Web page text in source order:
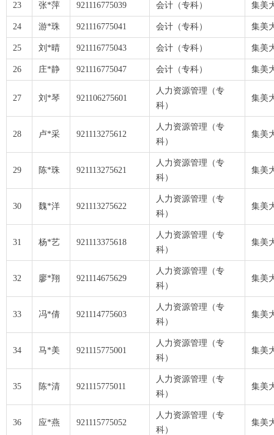
23 张*萍 921116775039 会计（专科） 集美
24 游*珠 921116775041 会计（专科） 集美
25 刘*晴 921116775043 会计（专科） 集美
26 庄*静 921116775047 会计（专科） 集美
27 刘*琴 921106275601
人力资源管理（专
科）
集美
28 卢*采 921113275612
人力资源管理（专
科）
集美
29 陈*珠 921113275621
人力资源管理（专
科）
集美
30 魏*洋 921113275622
人力资源管理（专
科）
集美
31 杨*艺 921113375618
人力资源管理（专
科）
集美
32 廖*翔 921114675629
人力资源管理（专
科）
集美
33 冯*倩 921114775603
人力资源管理（专
科）
集美
34 马*美 921115775001
人力资源管理（专
科）
集美
35 陈*清 921115775011
人力资源管理（专
科）
集美
36 应*燕 921115775052
人力资源管理（专
科）
集美